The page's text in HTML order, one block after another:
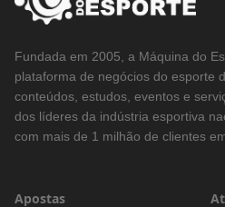
Fundada em 2005, a Máquina do
plataforma de negócios do esporte
conteúdos, estudos, eventos e
dos líderes da indústria esportiva
com mais de 1 milhão de clientes
Apostas